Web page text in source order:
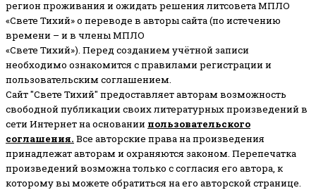
регион проживания и ожидать решения литсовета МПЛО
«Свете Тихий» о переводе в авторы сайта (по истечению
времени – и в члены МПЛО
«Свете Тихий»). Перед созданием учётной записи
необходимо ознакомится с правилами регистрации и
пользовательским соглашением.
Сайт "Свете Тихий" предоставляет авторам возможность
свободной публикации своих литературных произведений в
сети Интернет на основании пользовательского
соглашения. Все авторские права на произведения
принадлежат авторам и охраняются законом. Перепечатка
произведений возможна только с согласия его автора, к
которому вы можете обратиться на его авторской странице.